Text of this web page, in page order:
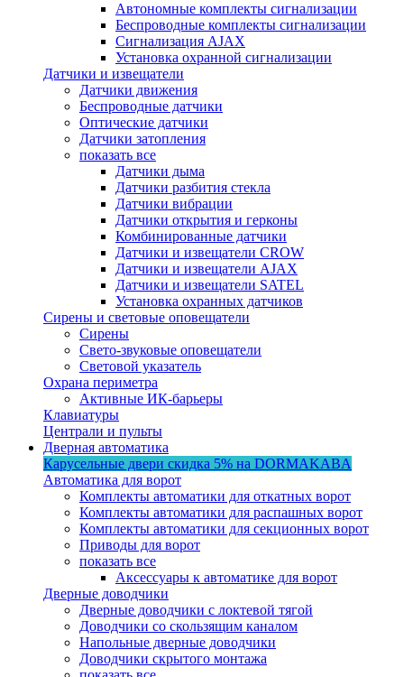
Автономные комплекты сигнализации
Беспроводные комплекты сигнализации
Сигнализация AJAX
Установка охранной сигнализации
Датчики и извещатели
Датчики движения
Беспроводные датчики
Оптические датчики
Датчики затопления
показать все
Датчики дыма
Датчики разбития стекла
Датчики вибрации
Датчики открытия и герконы
Комбинированные датчики
Датчики и извещатели CROW
Датчики и извещатели AJAX
Датчики и извещатели SATEL
Установка охранных датчиков
Сирены и световые оповещатели
Сирены
Свето-звуковые оповещатели
Световой указатель
Охрана периметра
Активные ИК-барьеры
Клавиатуры
Централи и пульты
Дверная автоматика
Карусельные двери скидка 5% на DORMAKABA
Автоматика для ворот
Комплекты автоматики для откатных ворот
Комплекты автоматики для распашных ворот
Комплекты автоматики для секционных ворот
Приводы для ворот
показать все
Аксессуары к автоматике для ворот
Дверные доводчики
Дверные доводчики с локтевой тягой
Доводчики со скользящим каналом
Напольные дверные доводчики
Доводчики скрытого монтажа